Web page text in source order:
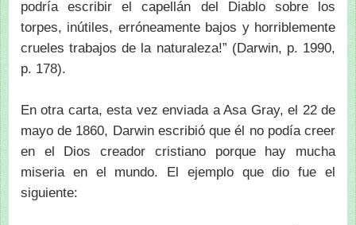
podría escribir el capellán del Diablo sobre los
torpes, inútiles, erróneamente bajos y horriblemente
crueles trabajos de la naturaleza!” (Darwin, p. 1990,
p. 178).
En otra carta, esta vez enviada a Asa Gray, el 22 de
mayo de 1860, Darwin escribió que él no podía creer
en el Dios creador cristiano porque hay mucha
miseria en el mundo. El ejemplo que dio fue el
siguiente: